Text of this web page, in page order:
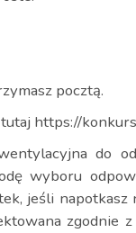
pocztą.
tutaj https://
do
wyboru
jeśli napotkasz
zgodnie